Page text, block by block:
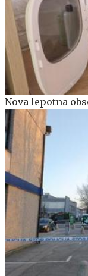
Nova lepotna